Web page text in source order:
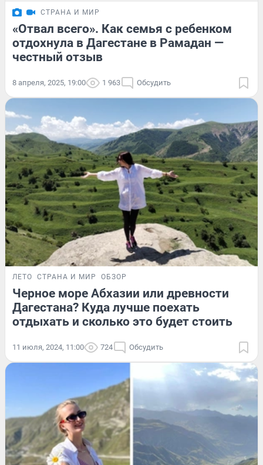
СТРАНА И МИР
«Отвал всего». Как семья с ребенком
отдохнула в Дагестане в Рамадан —
честный отзыв
8 апреля, 2025, 19:00 1 963 Обсудить
ЛЕТО СТРАНА И МИР ОБЗОР
Черное море Абхазии или древности
Дагестана? Куда лучше поехать
отдыхать и сколько это будет стоить
11 июля, 2024, 11:00 724 Обсудить